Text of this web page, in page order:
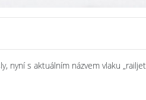
nyní s aktuálním názvem vlaku „railjet